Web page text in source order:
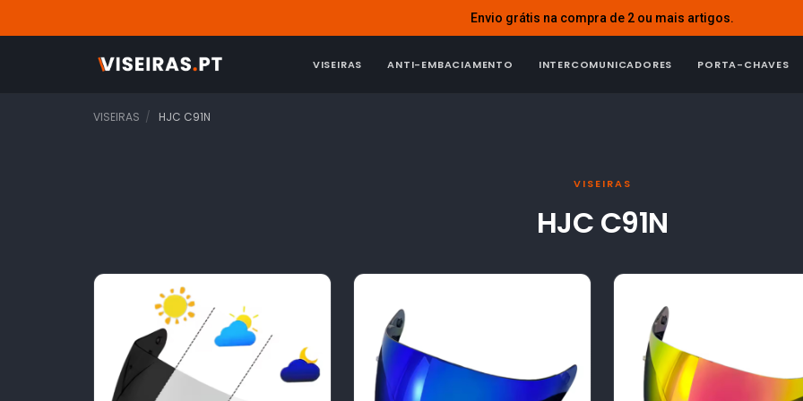
Envio grátis na compra de 2 ou mais artigos.
VISEIRAS ANTI-EMBACIAMENTO INTERCOMUNICADORES PORTA-CHAVES
VISEIRAS HJC C91N
VISEIRAS
HJC C91N